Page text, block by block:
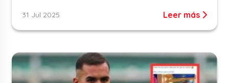
31 Jul 2025 Leer más